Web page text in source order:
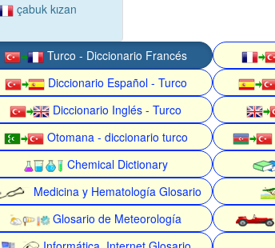
çabuk kızan
Turco - Diccionario Francés
Diccionario Español - Turco
Diccionario Inglés - Turco
Otomana - diccionario turco
Chemical Dictionary
Medicina y Hematología Glosario
Glosario de Meteorología